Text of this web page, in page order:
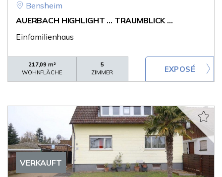
Bensheim
AUERBACH HIGHLIGHT ... TRAUMBLICK ...
Einfamilienhaus
217,09 m²
WOHNFLÄCHE
5
ZIMMER
VERKAUFT